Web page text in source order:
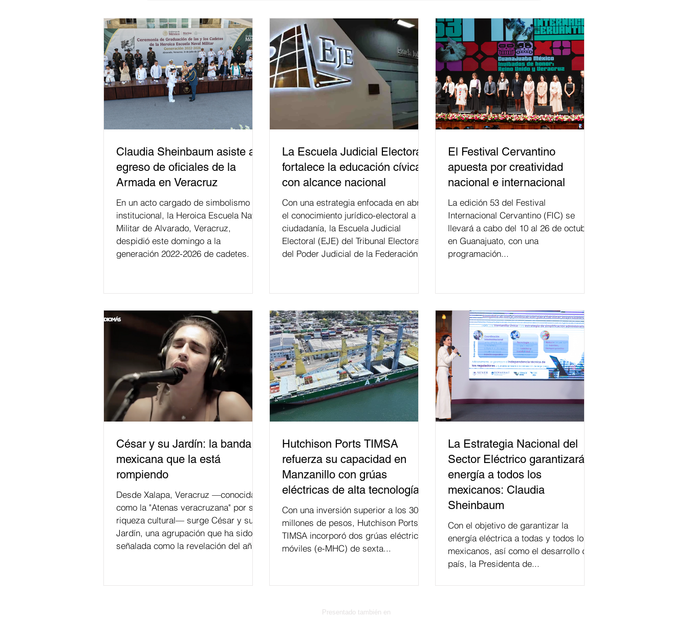
Claudia Sheinbaum asiste a
egreso de oficiales de la
Armada en Veracruz
En un acto cargado de simbolismo
institucional, la Heroica Escuela Naval
Militar de Alvarado, Veracruz,
despidió este domingo a la
generación 2022-2026 de cadetes.
La Escuela Judicial Electoral
fortalece la educación cívica
con alcance nacional
Con una estrategia enfocada en abrir
el conocimiento jurídico-electoral a la
ciudadanía, la Escuela Judicial
Electoral (EJE) del Tribunal Electoral
del Poder Judicial de la Federación ha
relacionados con la democracia y el
del papel que ha asumido la EJE en la
difusión de la justicia electoral como
un bien público. La mayor parte de las
personas capacitadas no forma
El Festival Cervantino
apuesta por creatividad
nacional e internacional
La edición 53 del Festival
Internacional Cervantino (FIC) se
llevará a cabo del 10 al 26 de octubre
en Guanajuato, con una
programación...
César y su Jardín: la banda
mexicana que la está
rompiendo
Desde Xalapa, Veracruz —conocida
como la "Atenas veracruzana" por su
riqueza cultural— surge César y su
Jardín, una agrupación que ha sido
señalada como la revelación del año
Hutchison Ports TIMSA
refuerza su capacidad en
Manzanillo con grúas
eléctricas de alta tecnología
Con una inversión superior a los 300
millones de pesos, Hutchison Ports
TIMSA incorporó dos grúas eléctricas
móviles (e-MHC) de sexta...
La Estrategia Nacional del
Sector Eléctrico garantizará
energía a todos los
mexicanos: Claudia
Sheinbaum
Con el objetivo de garantizar la
energía eléctrica a todas y todos los
mexicanos, así como el desarrollo del
país, la Presidenta de...
Presentado también en